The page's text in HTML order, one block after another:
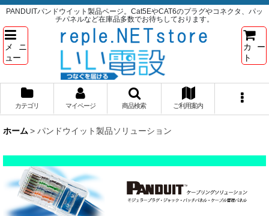
PANDUITパンドウイット製品ページ。Cat5EやCAT6のプラグやコネクタ、パッ
チパネルなど在庫品多数でお待ちしております。
メニ
ュー
カー
ト
カテゴリ マイページ 商品検索 ご利用案内
ホーム > パンドウイット製品ソリューション